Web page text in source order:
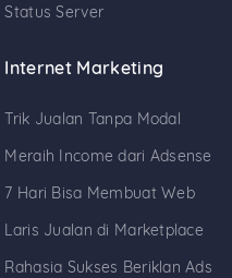
Status Server
Internet Marketing
Trik Jualan Tanpa Modal
Meraih Income dari Adsense
7 Hari Bisa Membuat Web
Laris Jualan di Marketplace
Rahasia Sukses Beriklan Ads